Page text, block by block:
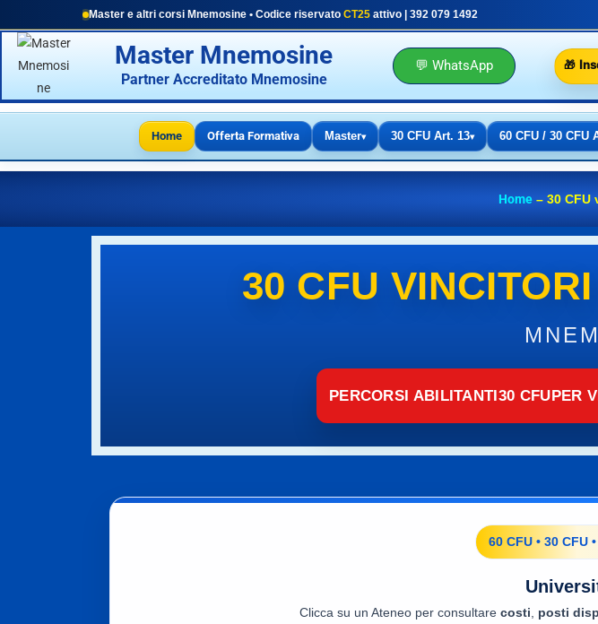
Master e altri corsi Mnemosine • Codice riservato CT25 attivo | 392 079 1492
Master Mnemosine
Partner Accreditato Mnemosine
💬 WhatsApp 🎁
Home Offerta Formativa Master▾ 30 CFU Art. 13▾ 60 CFU / 30 CFU
Home – 30 CFU
30 CFU
PERCORSI ABILITANTI30 CFUPER
60 CFU • 30 CFU
Clicca su un Ateneo per consultare costi, posti